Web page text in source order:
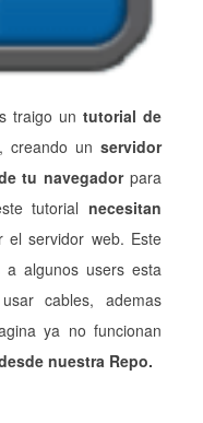
traigo un tutorial de
, creando un servidor
tu navegadorpara
tutorial necesitan
el servidor web. Este
algunos users esta
cables, ademas
ya no funcionan
nuestra Repo.